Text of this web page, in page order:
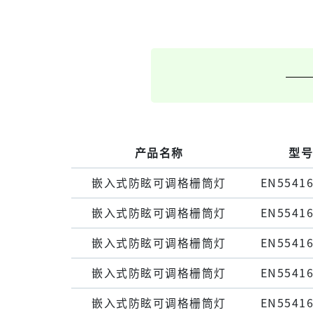
产品名称 型号
嵌⼊式防眩可调格栅筒灯
嵌⼊式防眩可调格栅筒灯
嵌⼊式防眩可调格栅筒灯
嵌⼊式防眩可调格栅筒灯
嵌⼊式防眩可调格栅筒灯